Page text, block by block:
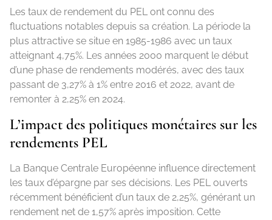
Les taux de rendement du PEL ont connu des
fluctuations notables depuis sa création. La période la
plus attractive se situe en 1985-1986 avec un taux
atteignant 4,75%. Les années 2000 marquent le début
d’une phase de rendements modérés, avec des taux
passant de 3,27% à 1% entre 2016 et 2022, avant de
remonter à 2,25% en 2024.
L’impact des politiques monétaires sur les
rendements PEL
La Banque Centrale Européenne influence directement
les taux d’épargne par ses décisions. Les PEL ouverts
récemment bénéficient d’un taux de 2,25%, générant un
rendement net de 1,57% après imposition. Cette